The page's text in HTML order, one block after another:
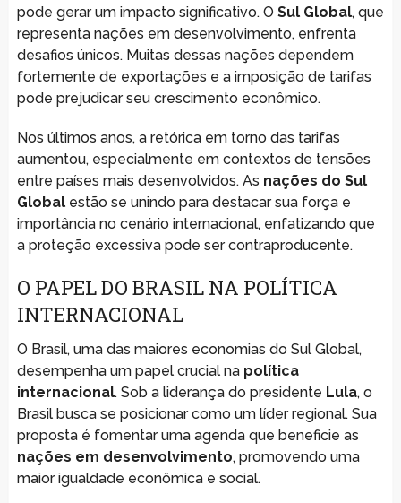
pode gerar um impacto significativo. O Sul Global, que
representa nações em desenvolvimento, enfrenta
desafios únicos. Muitas dessas nações dependem
fortemente de exportações e a imposição de tarifas
pode prejudicar seu crescimento econômico.
Nos últimos anos, a retórica em torno das tarifas
aumentou, especialmente em contextos de tensões
entre países mais desenvolvidos. As nações do Sul
Globalestão se unindo para destacar sua força e
importância no cenário internacional, enfatizando que
a proteção excessiva pode ser contraproducente.
O PAPEL DO BRASIL NA POLÍTICA
INTERNACIONAL
O Brasil, uma das maiores economias do Sul Global,
desempenha um papel crucial na política
internacional. Sob a liderança do presidente Lula, o
Brasil busca se posicionar como um líder regional. Sua
proposta é fomentar uma agenda que beneficie as
nações em desenvolvimento, promovendo uma
maior igualdade econômica e social.